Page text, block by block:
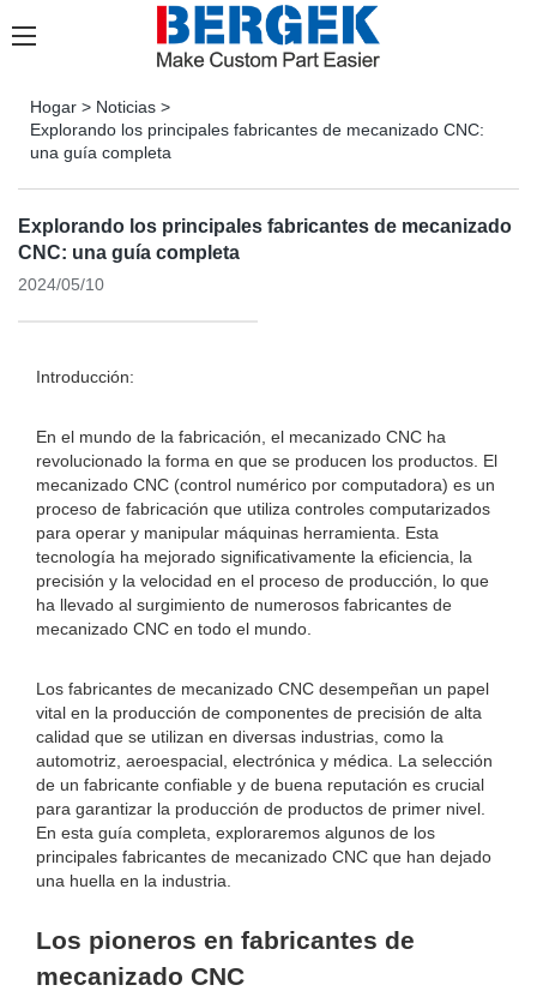
Hogar > Noticias >
Explorando los principales fabricantes de mecanizado CNC:
una guía completa
Explorando los principales fabricantes de mecanizado
CNC: una guía completa
2024/05/10
Introducción:
En el mundo de la fabricación, el mecanizado CNC ha
revolucionado la forma en que se producen los productos. El
mecanizado CNC (control numérico por computadora) es un
proceso de fabricación que utiliza controles computarizados
para operar y manipular máquinas herramienta. Esta
tecnología ha mejorado significativamente la eficiencia, la
precisión y la velocidad en el proceso de producción, lo que
ha llevado al surgimiento de numerosos fabricantes de
mecanizado CNC en todo el mundo.
Los fabricantes de mecanizado CNC desempeñan un papel
vital en la producción de componentes de precisión de alta
calidad que se utilizan en diversas industrias, como la
automotriz, aeroespacial, electrónica y médica. La selección
de un fabricante confiable y de buena reputación es crucial
para garantizar la producción de productos de primer nivel.
En esta guía completa, exploraremos algunos de los
principales fabricantes de mecanizado CNC que han dejado
una huella en la industria.
Los pioneros en fabricantes de
mecanizado CNC